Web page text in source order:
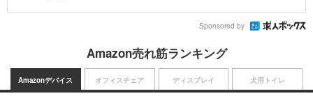
Sponsored by
Amazon売れ筋ランキング
Amazonデバイス オフィスチェア ディスプレイ 犬用トイレ